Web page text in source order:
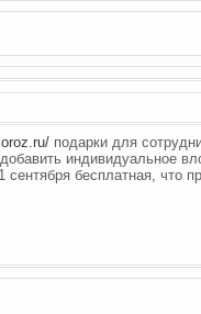
подарки для
индивидуальное
бесплатная, что